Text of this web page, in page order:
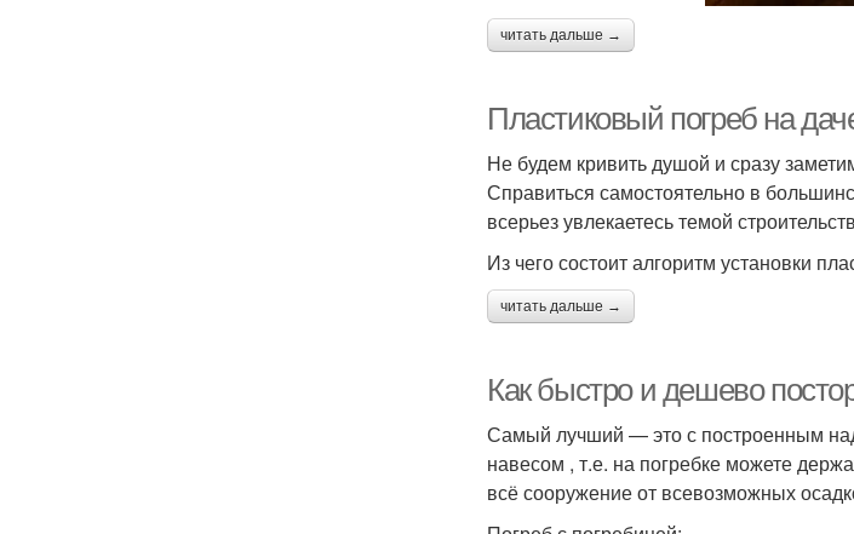
читать дальше →
Пластиковый погреб на
Не будем кривить душой и сразу
Справиться самостоятельно в
всерьез увлекаетесь темой
Из чего состоит алгоритм установки
читать дальше →
Как быстро и дешево
Самый лучший — это с построенным
навесом , т.е. на погребке можете
всё сооружение от всевозможных